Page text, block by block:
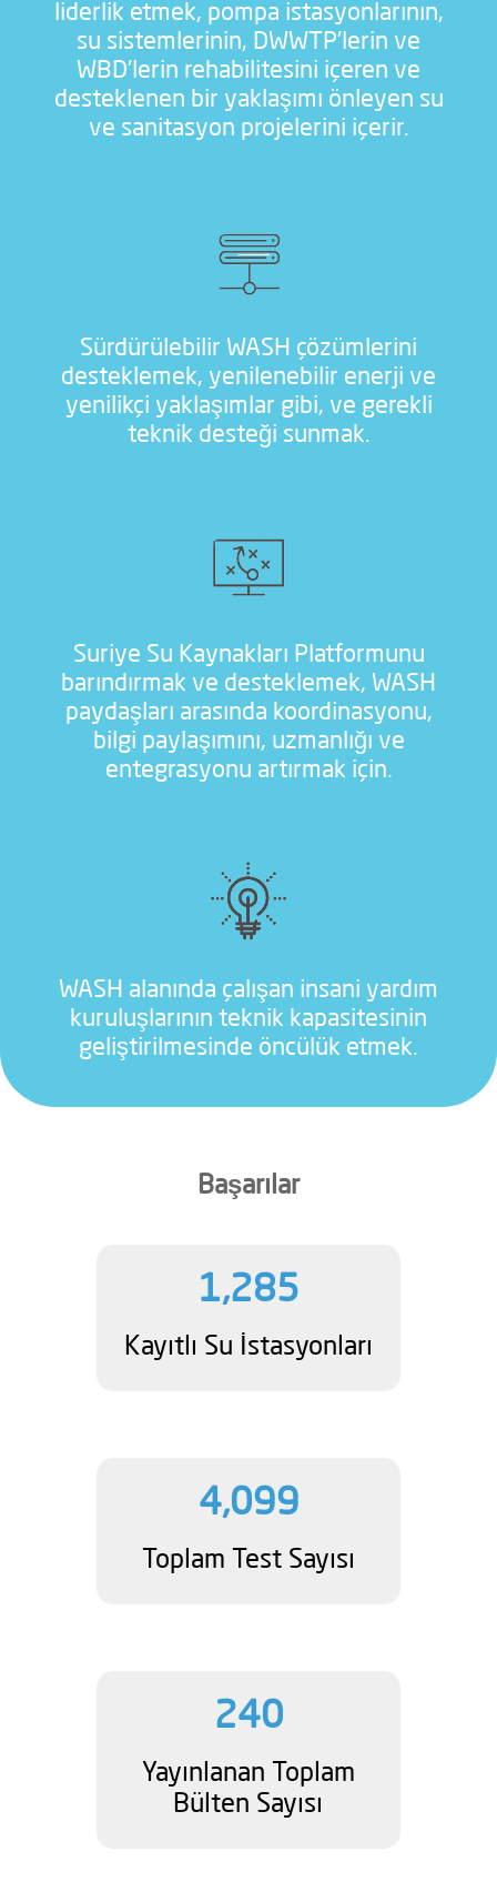
liderlik etmek, pompa istasyonlarının,
su sistemlerinin, DWWTP'lerin ve
WBD'lerin rehabilitesini içeren ve
desteklenen bir yaklaşımı önleyen su
ve sanitasyon projelerini içerir.
Sürdürülebilir WASH çözümlerini
desteklemek, yenilenebilir enerji ve
yenilikçi yaklaşımlar gibi, ve gerekli
teknik desteği sunmak.
Suriye Su Kaynakları Platformunu
barındırmak ve desteklemek, WASH
paydaşları arasında koordinasyonu,
bilgi paylaşımını, uzmanlığı ve
entegrasyonu artırmak için.
WASH alanında çalışan insani yardım
kuruluşlarının teknik kapasitesinin
geliştirilmesinde öncülük etmek.
Başarılar
1,285
Kayıtlı Su İstasyonları
4,099
Toplam Test Sayısı
240
Yayınlanan Toplam
Bülten Sayısı